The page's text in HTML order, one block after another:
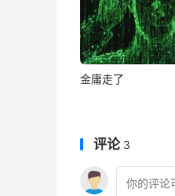
金庸走了
评论 3